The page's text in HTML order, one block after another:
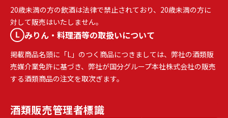
20歳未満の方の飲酒は法律で禁止されており、20歳未満の方に
対して販売はいたしません。
みりん・料理酒等の取扱いについて
掲載商品名頭に「L」のつく商品につきましては、弊社の酒類販
売媒介業免許に基づき、弊社が国分グループ本社株式会社の販売
する酒類商品の注文を取次ぎます。
酒類販売管理者標識